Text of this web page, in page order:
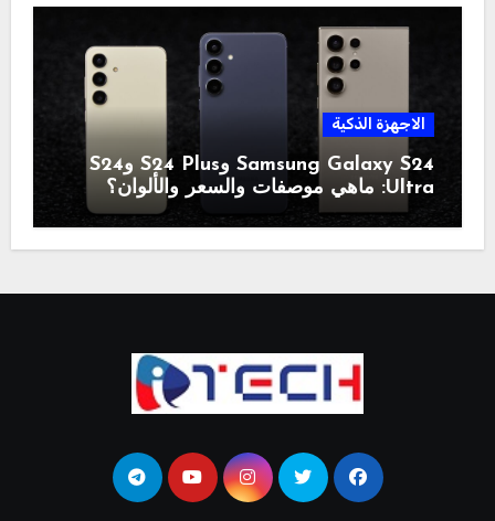
الاجهزة الذكية
Samsung Galaxy S24 وS24 Plus وS24
Ultra: ماهي موصفات والسعر والألوان؟